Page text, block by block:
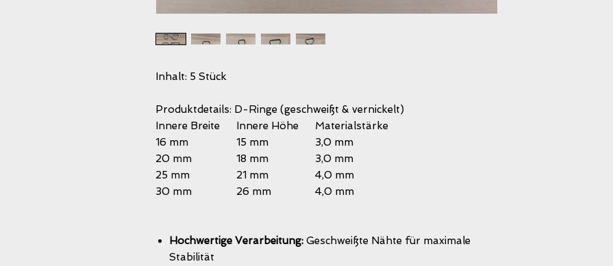
Inhalt: 5 Stück
Produktdetails: D-Ringe (geschweißt & vernickelt)
Innere Breite Innere Höhe Materialstärke
16 mm
15 mm
3,0 mm
20 mm
18 mm
3,0 mm
25 mm
21 mm
4,0 mm
30 mm
26 mm 4,0 mm
Hochwertige Verarbeitung: Geschweißte Nähte für maximale
Stabilität